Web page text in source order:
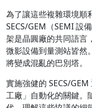
為了讓這些複雜環境順
SECS/GEM（SEMI 設
架是晶圓廠的共同語言
微影設備到量測站皆然
將變成混亂的巴別塔。
實施強健的 SECS/
工廠」自動化的關鍵。